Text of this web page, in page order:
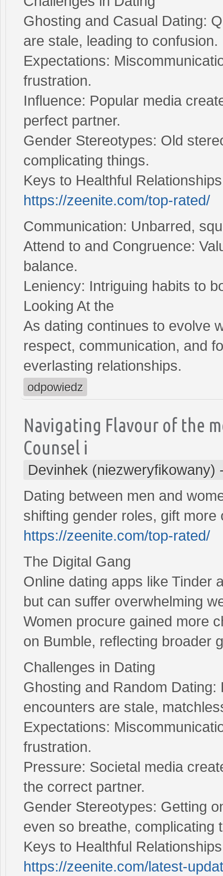
Ghosting and Casual Dating:
are stale, leading to confusion.
Expectations:
frustration.
Influence: Popular media
perfect partner.
Gender Stereotypes: Old
complicating things.
Keys to Healthful Relationships
https://zeenite.com/top-rated/
Communication: Unbarred,
Attend to and Congruence:
balance.
Leniency: Intriguing habits to
Looking At the
As dating continues to evolve
respect, communication, and
everlasting relationships.
odpowiedz
Navigating Flavour of the
Counsel i
Devinhek (niezweryfikowany)
Dating between men and
shifting gender roles, gift
https://zeenite.com/top-rated/
The Digital Gang
Online dating apps like Tinder
but can suffer overwhelming
Women procure gained more
on Bumble, reflecting broader
Challenges in Dating
Ghosting and Random
encounters are stale,
Expectations:
frustration.
Pressure: Societal media
the correct partner.
Gender Stereotypes: Getting
even so breathe, complicating
Keys to Healthful Relationships
https://zeenite.com/latest-